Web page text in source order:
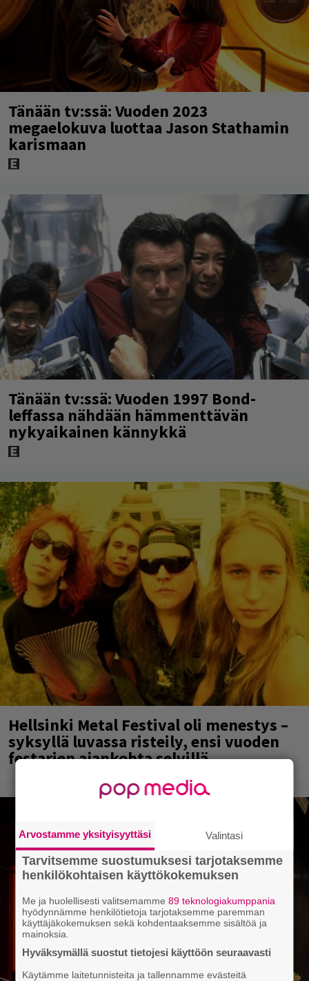
Tänään tv:ssä: Vuoden 2023
megaelokuva luottaa Jason Stathamin
karismaan
Tänään tv:ssä: Vuoden 1997 Bond-
leffassa nähdään hämmenttävän
nykyaikainen kännykkä
Hellsinki Metal Festival oli menestys –
syksyllä luvassa risteily, ensi vuoden
festarien ajankohta selvillä
Arvostamme yksityisyyttäsi Valintasi
Tarvitsemme suostumuksesi tarjotaksemme
henkilökohtaisen käyttökokemuksen
Me ja huolellisesti valitsemamme89 teknologiakumppania
hyödynnämme henkilötietoja tarjotaksemme paremman
käyttäjäkokemuksen sekä kohdentaaksemme sisältöä ja
mainoksia.
Hyväksymällä suostut tietojesi käyttöön seuraavasti
Käytämme laitetunnisteita ja tallennamme evästeitä